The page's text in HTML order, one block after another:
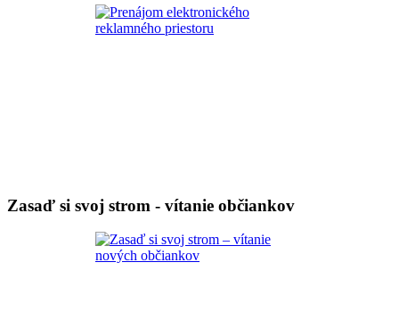
Zasaď si svoj strom - vítanie občiankov